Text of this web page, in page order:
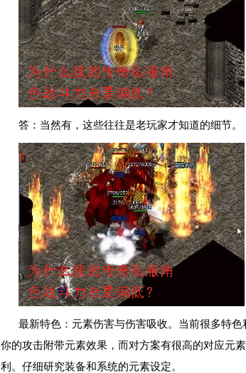
答：当然有，这些往往是老玩家才知道的细节。
最新特色：元素伤害与伤害吸收。当前很多特
你的攻击附带元素效果，而对方案有很高的对应元
利。仔细研究装备和系统的元素设定。